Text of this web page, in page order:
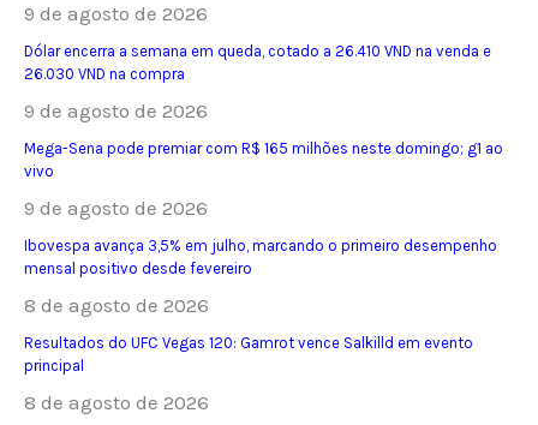
9 de agosto de 2026
Dólar encerra a semana em queda, cotado a 26.410 VND na venda e
26.030 VND na compra
9 de agosto de 2026
Mega-Sena pode premiar com R$ 165 milhões neste domingo; g1 ao
vivo
9 de agosto de 2026
Ibovespa avança 3,5% em julho, marcando o primeiro desempenho
mensal positivo desde fevereiro
8 de agosto de 2026
Resultados do UFC Vegas 120: Gamrot vence Salkilld em evento
principal
8 de agosto de 2026